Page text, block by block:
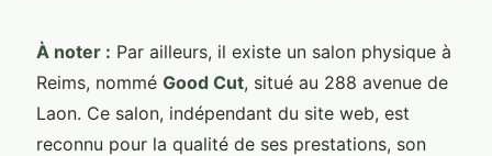
À noter : Par ailleurs, il existe un salon physique à
Reims, nomméGood Cut, situé au 288 avenue de
Laon. Ce salon, indépendant du site web, est
reconnu pour la qualité de ses prestations, son